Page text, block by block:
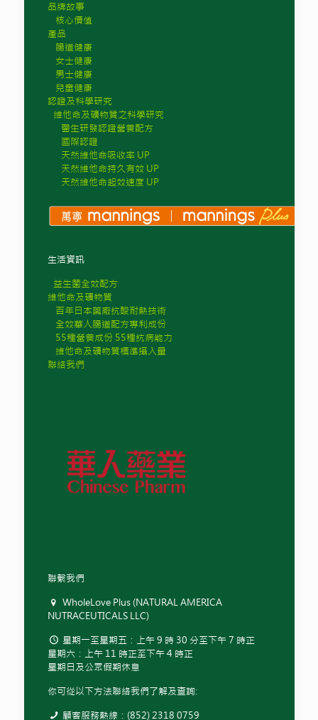
品牌故事
核心價值
產品
腸道健康
女士健康
男士健康
兒童健康
認證及科學研究
維他命及礦物質之科學研究
醫生研發認證營養配方
國際認證
天然維他命吸收率 UP
天然維他命持久有效 UP
天然維他命起效速度 UP
生活資訊
益生菌全效配方
維他命及礦物質
百年日本藥廠抗酸耐熱技術
全效華人腸道配方專利成份
55種營養成份 55種抗病能力
維他命及礦物質標準攝入量
聯絡我們
聯繫我們
WholeLove Plus (NATURAL AMERICA
NUTRACEUTICALS LLC)
星期一至星期五：上午 9 時 30 分至下午 7 時正
星期六：上午 11 時正至下午 4 時正
星期日及公眾假期休息
你可從以下方法聯絡我們了解及查詢:
顧客服務熱線：(852) 2318 0759